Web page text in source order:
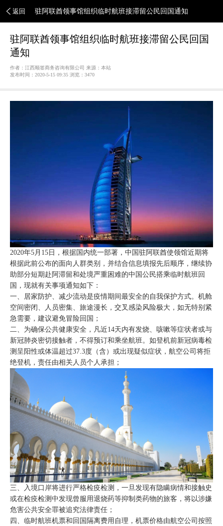
返回 驻阿联酋领事馆组织临时航班接滞留公民回国通知
驻阿联酋领事馆组织临时航班接滞留公民回国
通知
作者：江西顺签商务咨询有限公司 来源：本站
发布时间：2020-5-15 09:35 浏览： 3470
2020年5月15日，根据国内统一部署，中国驻阿联酋使领馆近期将
根据此前公布的面向人群类别，并结合信息填报先后顺序，继续协
助部分短期赴阿滞留和处境严重困难的中国公民搭乘临时航班回
国，现就有关事项通知如下：
一、居家防护、减少流动是疫情期间最安全的自我保护方式。机舱
空间密闭、人员密集、旅途漫长，交叉感染风险极大，如无特别紧
急需要，建议避免冒险回国；
二、为确保公共健康安全，凡近14天内有发烧、咳嗽等症状者或与
新冠肺炎密切接触者，不得预订和乘坐航班。如登机前新冠病毒检
测呈阳性或体温超过37.3度（含）或出现疑似症状，航空公司将拒
绝登机，责任由相关人员个人承担；
三、入境口岸将进行严格检疫检测，一旦发现有隐瞒病情和接触史
或在检疫检测中发现曾服用退烧药等抑制类药物的旅客，将以涉嫌
危害公共安全罪被追究法律责任；
四、临时航班机票和回国隔离费用自理，机票价格由航空公司按照